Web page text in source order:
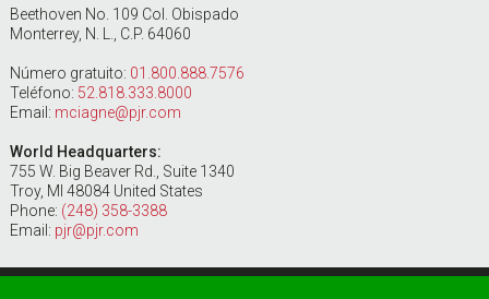
Beethoven No. 109 Col. Obispado
Monterrey, N. L., C.P. 64060
Número gratuito: 01.800.888.7576
Teléfono: 52.818.333.8000
Email: mciagne@pjr.com
World Headquarters:
755 W. Big Beaver Rd., Suite 1340
Troy, MI 48084 United States
Phone: (248) 358-3388
Email: pjr@pjr.com